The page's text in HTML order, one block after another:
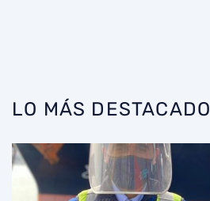
LO MÁS DESTACADO